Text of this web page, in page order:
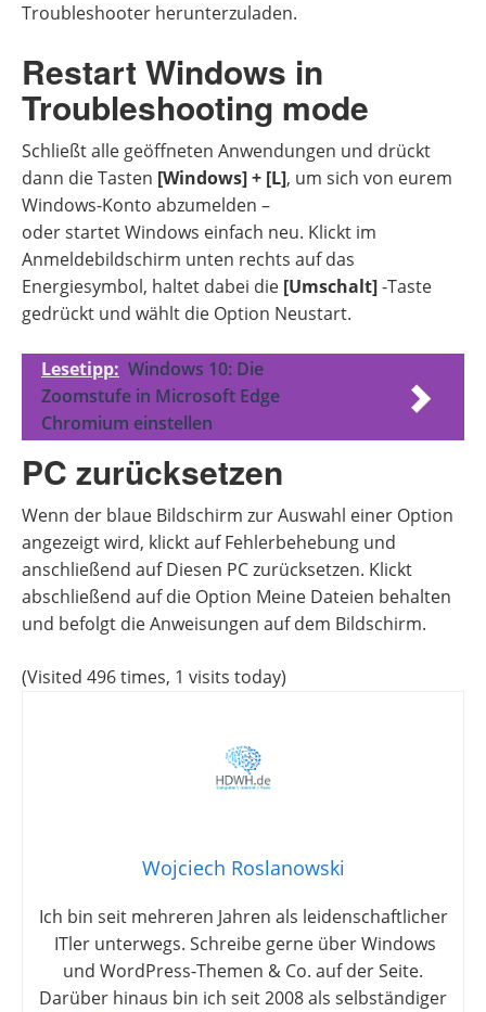
Troubleshooter herunterzuladen.
Restart Windows in
Troubleshooting mode
Schließt alle geöffneten Anwendungen und drückt
dann die Tasten [Windows] + [L], um sich von eurem
Windows-Konto abzumelden –
oder startet Windows einfach neu. Klickt im
Anmeldebildschirm unten rechts auf das
Energiesymbol, haltet dabei die [Umschalt]-Taste
gedrückt und wählt die Option Neustart.
Lesetipp: Windows 10: Die
Zoomstufe in Microsoft Edge
Chromium einstellen
PC zurücksetzen
Wenn der blaue Bildschirm zur Auswahl einer Option
angezeigt wird, klickt auf Fehlerbehebung und
anschließend auf Diesen PC zurücksetzen. Klickt
abschließend auf die Option Meine Dateien behalten
und befolgt die Anweisungen auf dem Bildschirm.
(Visited 496 times, 1 visits today)
Wojciech Roslanowski
Ich bin seit mehreren Jahren als leidenschaftlicher
ITler unterwegs. Schreibe gerne über Windows
und WordPress-Themen & Co. auf der Seite.
Darüber hinaus bin ich seit 2008 als selbständiger